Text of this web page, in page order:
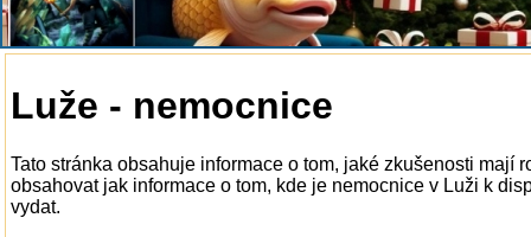
Luže - nemocnice
Tato stránka obsahuje informace o tom, jaké zkušenosti mají
obsahovat jak informace o tom, kde je nemocnice v Luži k
vydat.